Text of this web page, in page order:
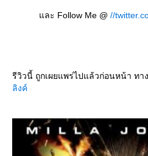
ละ Follow Me @ //
รีวิวนี้ ถูกเผยแพร่ไปแล้วก่อนหน้า ทาง
ลิงค์